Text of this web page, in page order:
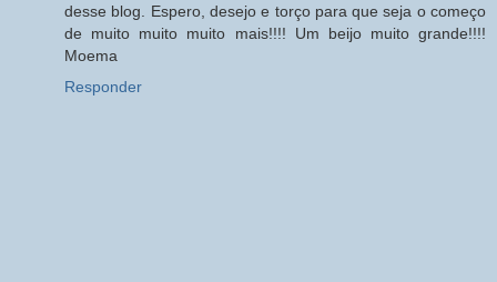
desse blog. Espero, desejo e torço para que seja o começo
de muito muito muito mais!!!! Um beijo muito grande!!!!
Moema
Responder